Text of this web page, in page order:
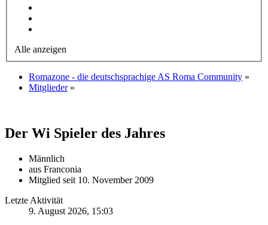
Alle anzeigen
Romazone - die deutschsprachige AS Roma Community »
Mitglieder »
Der Wi Spieler des Jahres
Männlich
aus Franconia
Mitglied seit 10. November 2009
Letzte Aktivität
9. August 2026, 15:03